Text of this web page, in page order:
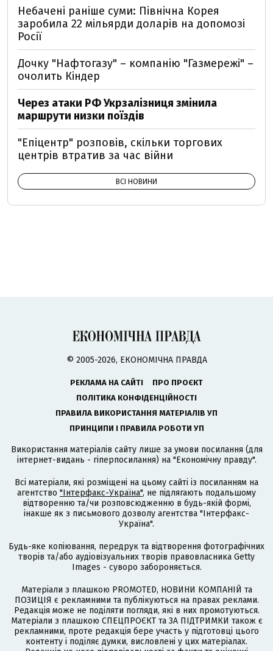
Небачені раніше суми: Північна Корея
заробила 22 мільярди доларів на допомозі
Росії
Дочку "Нафтогазу" – компанію "Газмережі" –
очолить Кіндер
Через атаки РФ Укрзалізниця змінила
маршрути низки поїздів
"Епіцентр" розповів, скільки торгових
центрів втратив за час війни
ВСІ НОВИНИ
© 2005-2026, ЕКОНОМІЧНА ПРАВДА
РЕКЛАМА НА САЙТІ
ПРО ПРОЄКТ
ПОЛІТИКА КОНФІДЕНЦІЙНОСТІ
ПРАВИЛА ВИКОРИСТАННЯ МАТЕРІАЛІВ УП
ПРИНЦИПИ І ПРАВИЛА РОБОТИ УП
Використання матеріалів сайту лише за умови посилання (для
інтернет-видань - гіперпосилання) на "Економічну правду".
Всі матеріали, які розміщені на цьому сайті із посиланням на
агентство "Інтерфакс-Україна", не підлягають подальшому
відтворенню та/чи розповсюдженню в будь-якій формі,
інакше як з письмового дозволу агентства "Інтерфакс-
Україна".
Будь-яке копіювання, передрук та відтворення фотографічних
творів та/або аудіовізуальних творів правовласника Getty
Images - суворо забороняється.
Матеріали з плашкою PROMOTED, НОВИНИ КОМПАНІЙ та
ПОЗИЦІЯ є рекламними та публікуються на правах реклами.
Редакція може не поділяти погляди, які в них промотуються.
Матеріали з плашкою СПЕЦПРОЄКТ та ЗА ПІДТРИМКИ також є
рекламними, проте редакція бере участь у підготовці цього
контенту і поділяє думки, висловлені у цих матеріалах.